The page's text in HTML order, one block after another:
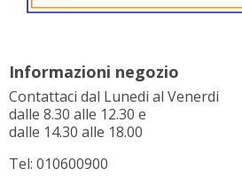
Informazioni negozio
Contattaci dal Lunedi al Venerdi
dalle 8.30 alle 12.30 e
dalle 14.30 alle 18.00
Tel: 010600900